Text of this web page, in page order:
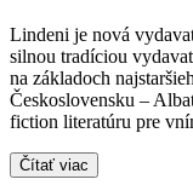
Lindeni je nová
silnou tradíciou
na základoch
Československu –
fiction literatúru pre
Čítať viac